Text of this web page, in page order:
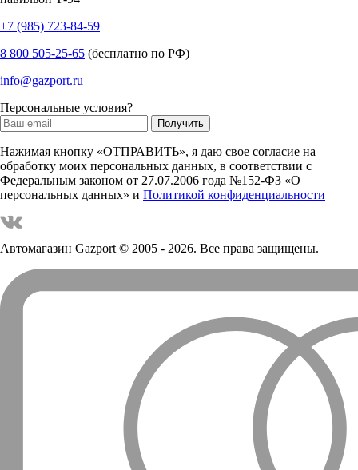
+7 (985) 723-84-59
8 800 505-25-65 (бесплатно по РФ)
info@gazport.ru
Персональные условия?
Нажимая кнопку «ОТПРАВИТЬ», я даю свое согласие на
обработку моих персональных данных, в соответствии с
Федеральным законом от 27.07.2006 года №152-ФЗ «О
персональных данных» и Политикой конфиденциальности
Автомагазин Gazport© 2005 - 2026. Все права защищены.